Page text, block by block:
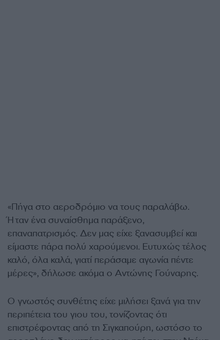
«Πήγα στο αεροδρόμιο να τους παραλάβω.
Ήταν ένα συναίσθημα παράξενο,
επαναπατρισμός. Δεν μας είχε ξανασυμβεί και
είμαστε πάρα πολύ χαρούμενοι. Ευτυχώς τέλος
καλό, όλα καλά, γιατί περάσαμε αγωνία πέντε
μέρες», δήλωσε ακόμα ο Αντώνης Γούναρης.
Ο γνωστός συνθέτης είχε μιλήσει ξανά για την
περιπέτεια του γιου του, τονίζοντας ότι
επιστρέφοντας από τη Σιγκαπούρη, ωστόσο το